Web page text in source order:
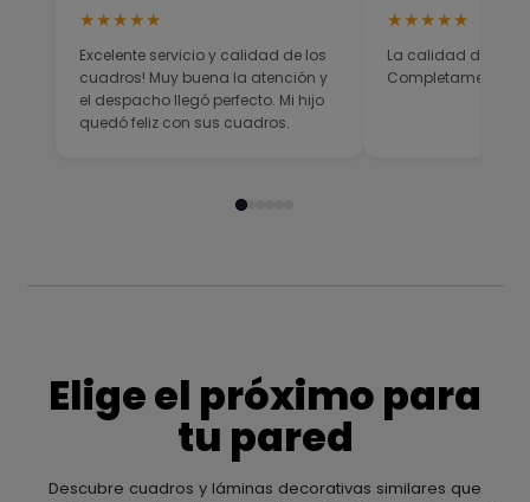
★★★★★
Excelente servicio y calidad de los
cuadros! Muy buena la atención y
el despacho llegó perfecto. Mi hijo
quedó feliz con sus cuadros.
★★★★★
La calidad del
Completamente
Elige el próximo para
tu pared
Descubre cuadros y láminas decorativas similares que